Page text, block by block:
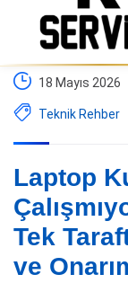
18 Mayıs 2026
Teknik Rehber
Laptop
Tek
ve